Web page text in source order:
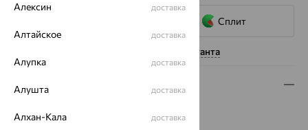
Сплит
Нужна помощь консультанта
Описание
Алексин доставка
Алтайское доставка
Алупка доставка
Алушта доставка
Алхан-Кала доставка